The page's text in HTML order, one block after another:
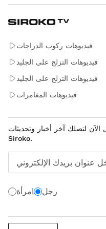
فيديوهات ركوب الدراجات
فيديوهات التزلج على الجليد
فيديوهات التزلج على الجليد
فيديوهات المغامرات
لتصلك آخر أخبار وتحديثات
Siroko.
عنوان بريدك الإلكتروني
امرأة رجل